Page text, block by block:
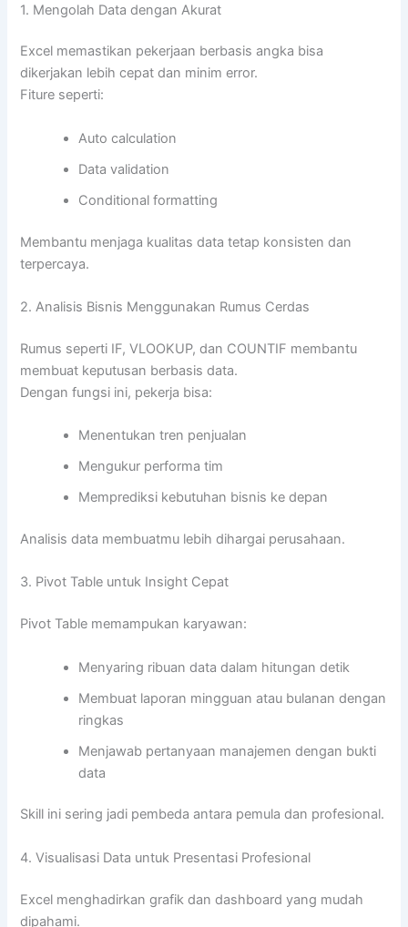
1. Mengolah Data dengan Akurat
Excel memastikan pekerjaan berbasis angka bisa
dikerjakan lebih cepat dan minim error.
Fiture seperti:
Auto calculation
Data validation
Conditional formatting
Membantu menjaga kualitas data tetap konsisten dan
terpercaya.
2. Analisis Bisnis Menggunakan Rumus Cerdas
Rumus seperti IF, VLOOKUP, dan COUNTIF membantu
membuat keputusan berbasis data.
Dengan fungsi ini, pekerja bisa:
Menentukan tren penjualan
Mengukur performa tim
Memprediksi kebutuhan bisnis ke depan
Analisis data membuatmu lebih dihargai perusahaan.
3. Pivot Table untuk Insight Cepat
Pivot Table memampukan karyawan:
Menyaring ribuan data dalam hitungan detik
Membuat laporan mingguan atau bulanan dengan
ringkas
Menjawab pertanyaan manajemen dengan bukti
data
Skill ini sering jadi pembeda antara pemula dan profesional.
4. Visualisasi Data untuk Presentasi Profesional
Excel menghadirkan grafik dan dashboard yang mudah
dipahami.